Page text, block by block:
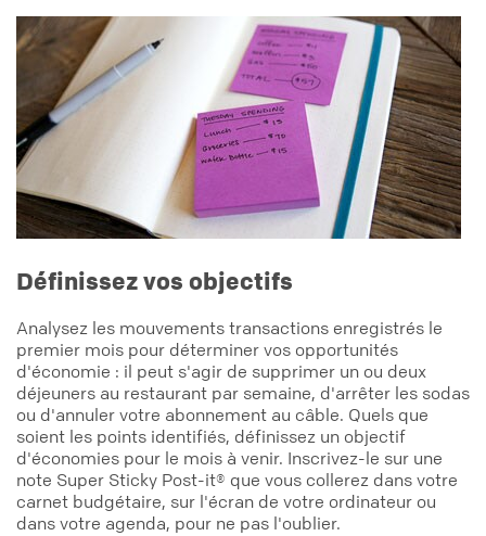
Définissez vos objectifs
Analysez les mouvements transactions enregistrés le
premier mois pour déterminer vos opportunités
d'économie : il peut s'agir de supprimer un ou deux
déjeuners au restaurant par semaine, d'arrêter les sodas
ou d'annuler votre abonnement au câble. Quels que
soient les points identifiés, définissez un objectif
d'économies pour le mois à venir. Inscrivez-le sur une
note Super Sticky Post-it® que vous collerez dans votre
carnet budgétaire, sur l'écran de votre ordinateur ou
dans votre agenda, pour ne pas l'oublier.